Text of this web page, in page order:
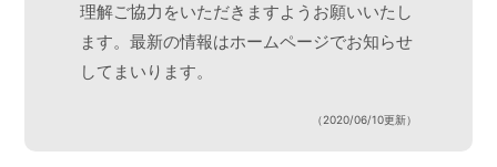
理解ご協力をいただきますようお願いいたし
ます。最新の情報はホームページでお知らせ
してまいります。
（2020/06/10更新）